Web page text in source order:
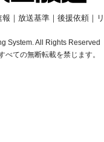
報 ｜ 放送基準｜ 後援依頼｜
System. All Rights Reserved
ての無断転載を禁じます。